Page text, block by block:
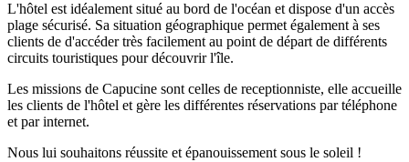
L'hôtel est idéalement situé au bord de l'océan et dispose d'un accès
plage sécurisé. Sa situation géographique permet également à ses
clients de d'accéder très facilement au point de départ de différents
circuits touristiques pour découvrir l'île.
Les missions de Capucine sont celles de receptionniste, elle accueille
les clients de l'hôtel et gère les différentes réservations par téléphone
et par internet.
Nous lui souhaitons réussite et épanouissement sous le soleil !